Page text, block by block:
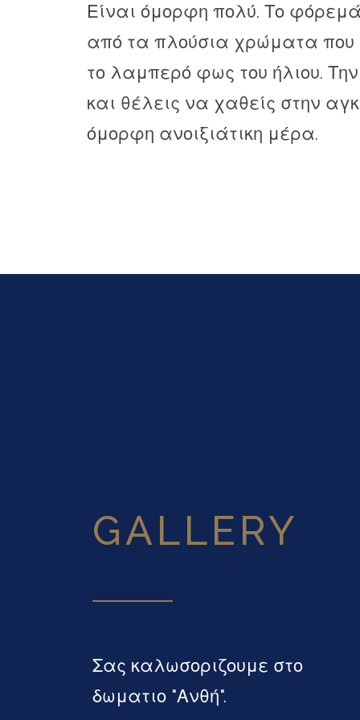
Είναι όμορφη πολύ. Το
από τα πλούσια χρώματα που
το λαμπερό φως του ήλιου. Την
και θέλεις να χαθείς στην
όμορφη ανοιξιάτικη μέρα.
GALLERY
Σας καλωσοριζουμε στο
δωματιο "Ανθή".